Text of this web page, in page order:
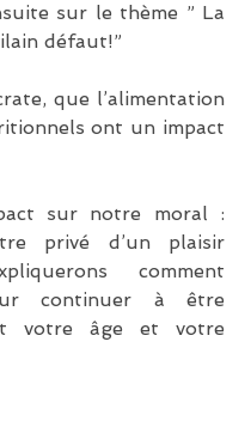
sur le thème ” La
défaut!”
que l’alimentation
ont un impact
sur notre moral :
privé d’un plaisir
comment
continuer à être
votre âge et votre